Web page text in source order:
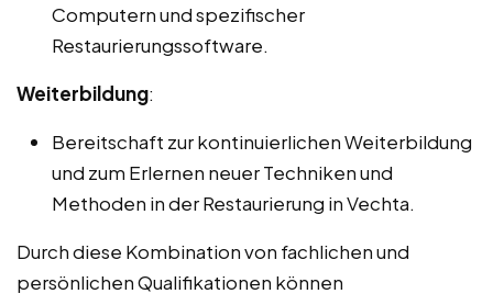
Computern und spezifischer
Restaurierungssoftware.
Weiterbildung:
Bereitschaft zur kontinuierlichen Weiterbildung
und zum Erlernen neuer Techniken und
Methoden in der Restaurierung in Vechta.
Durch diese Kombination von fachlichen und
persönlichen Qualifikationen können